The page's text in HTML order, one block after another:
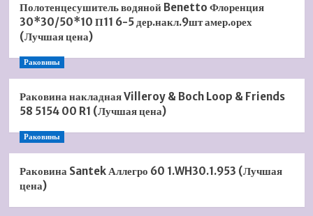
Полотенцесушитель водяной Benetto Флоренция
30*30/50*10 П11 6-5 дер.накл.9шт амер.орех
(Лучшая цена)
Раковины
Раковина накладная Villeroy & Boch Loop & Friends
58 5154 00 R1 (Лучшая цена)
Раковины
Раковина Santek Аллегро 60 1.WH30.1.953 (Лучшая
цена)